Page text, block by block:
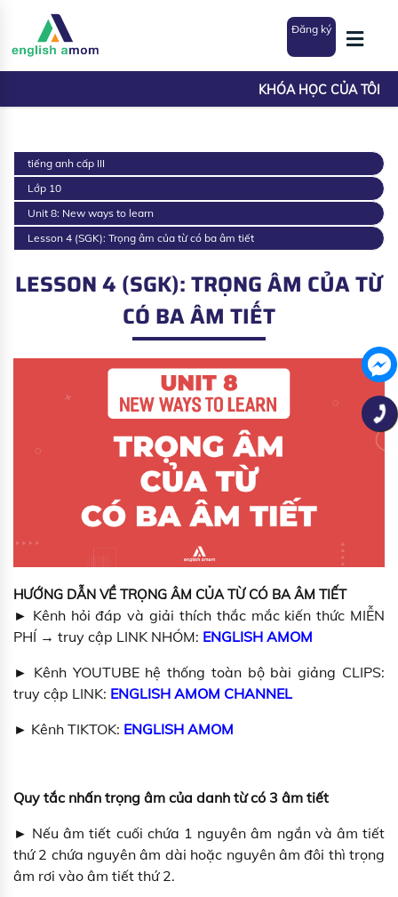
Đăng ký
KHÓA HỌC CỦA TÔI
tiếng anh cấp III
Lớp 10
Unit 8: New ways to learn
Lesson 4 (SGK): Trọng âm của từ có ba âm tiết
LESSON 4 (SGK): TRỌNG ÂM CỦA TỪ
CÓ BA ÂM TIẾT
HƯỚNG DẪN VỀ TRỌNG ÂM CỦA TỪ CÓ BA ÂM TIẾT
► Kênh hỏi đáp và giải thích thắc mắc kiến thức MIỄN
PHÍ → truy cập LINK NHÓM: ENGLISH AMOM
► Kênh YOUTUBE hệ thống toàn bộ bài giảng CLIPS:
truy cập LINK: ENGLISH AMOM CHANNEL
► Kênh TIKTOK: ENGLISH AMOM
Quy tắc nhấn trọng âm của danh từ có 3 âm tiết
► Nếu âm tiết cuối chứa 1 nguyên âm ngắn và âm tiết
thứ 2 chứa nguyên âm dài hoặc nguyên âm đôi thì trọng
âm rơi vào âm tiết thứ 2.